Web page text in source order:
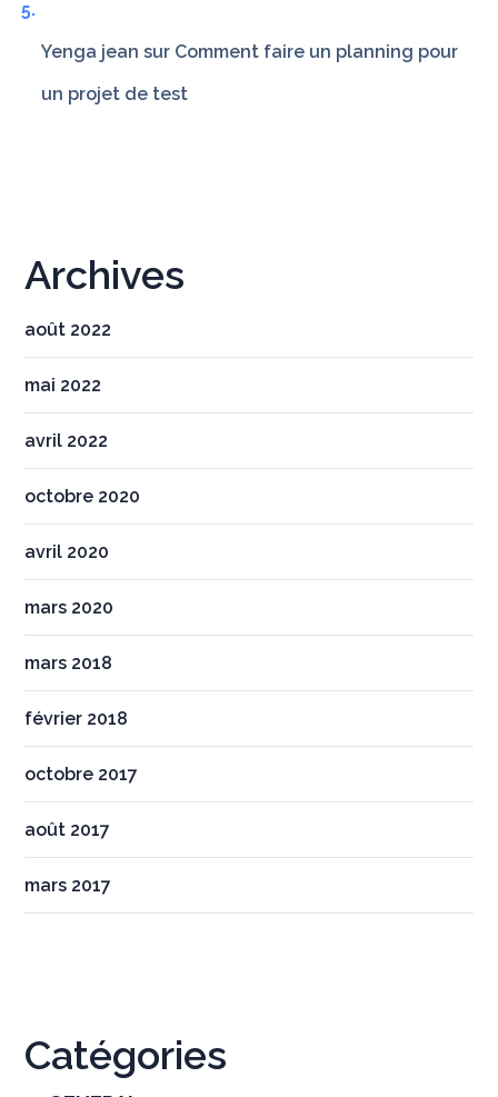
Yenga jean sur Comment faire un planning pour
un projet de test
Archives
août 2022
mai 2022
avril 2022
octobre 2020
avril 2020
mars 2020
mars 2018
février 2018
octobre 2017
août 2017
mars 2017
Catégories